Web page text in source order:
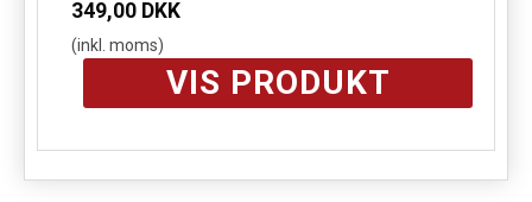
349,00 DKK
(inkl. moms)
VIS PRODUKT